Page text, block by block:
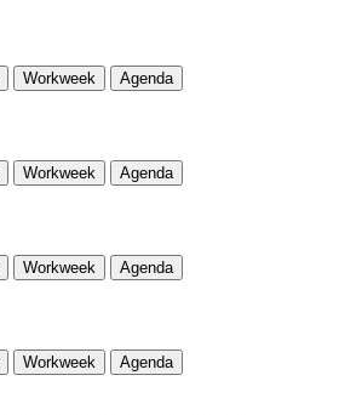
Workweek Agenda
Workweek Agenda
Workweek Agenda
Workweek Agenda